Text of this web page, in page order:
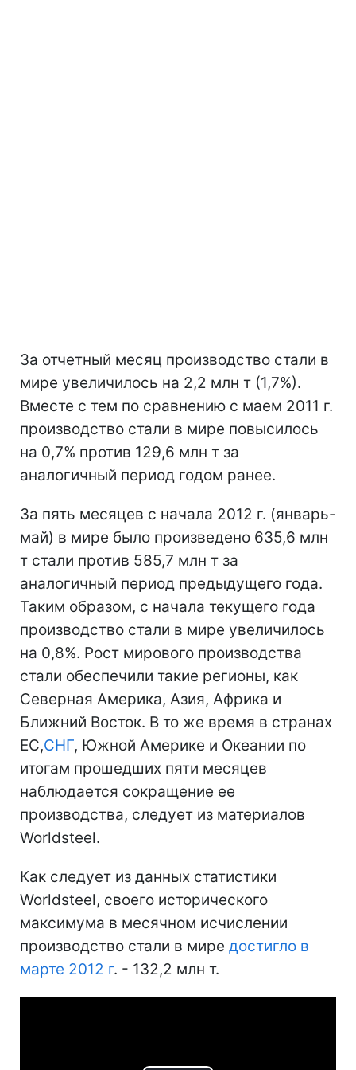
За отчетный месяц производство стали в
мире увеличилось на 2,2 млн т (1,7%).
Вместе с тем по сравнению с маем 2011 г.
производство стали в мире повысилось
на 0,7% против 129,6 млн т за
аналогичный период годом ранее.
За пять месяцев с начала 2012 г. (январь-
май) в мире было произведено 635,6 млн
т стали против 585,7 млн т за
аналогичный период предыдущего года.
Таким образом, с начала текущего года
производство стали в мире увеличилось
на 0,8%. Рост мирового производства
стали обеспечили такие регионы, как
Северная Америка, Азия, Африка и
Ближний Восток. В то же время в странах
ЕС,СНГ, Южной Америке и Океании по
итогам прошедших пяти месяцев
наблюдается сокращение ее
производства, следует из материалов
Worldsteel.
Как следует из данных статистики
Worldsteel, своего исторического
максимума в месячном исчислении
производство стали в мире достигло в
марте 2012 г. - 132,2 млн т.